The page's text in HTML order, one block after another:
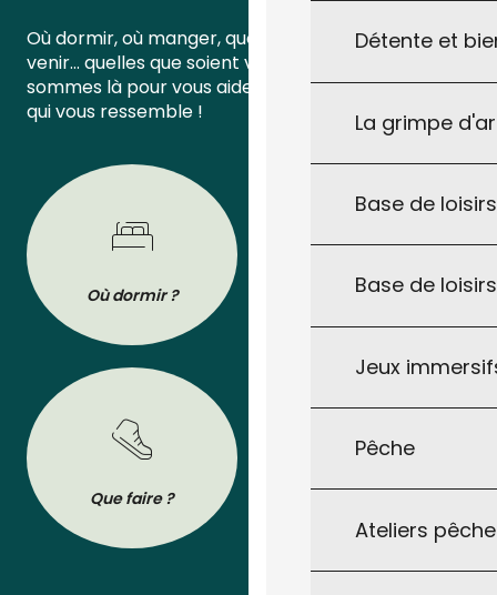
Détente et
La grimpe
Base de
Base de
Jeux
Pêche
Ateliers
Où dormir, où manger, quoi faire ou comment
venir… quelles que soient vos questions, nous
sommes là pour vous aider à organiser un séjour
qui vous ressemble !
Où dormir ? Où manger ?
Que faire ?
BROCHURES
Tout pour préparer votre séjour : les
brochures de l’Office de Tourisme à